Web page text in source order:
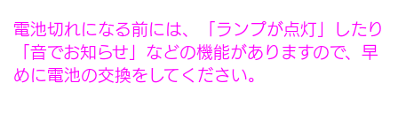
電池切れになる前には、「ランプが点灯」したり
「音でお知らせ」などの機能がありますので、早
めに電池の交換をしてください。